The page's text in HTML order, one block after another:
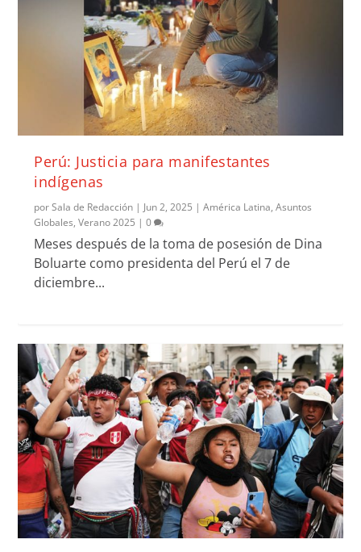
Perú: Justicia para manifestantes
indígenas
porSala de Redacción | Jun 2, 2025 |América Latina,Asuntos
Globales,Verano 2025 |0
Meses después de la toma de posesión de Dina
Boluarte como presidenta del Perú el 7 de
diciembre...